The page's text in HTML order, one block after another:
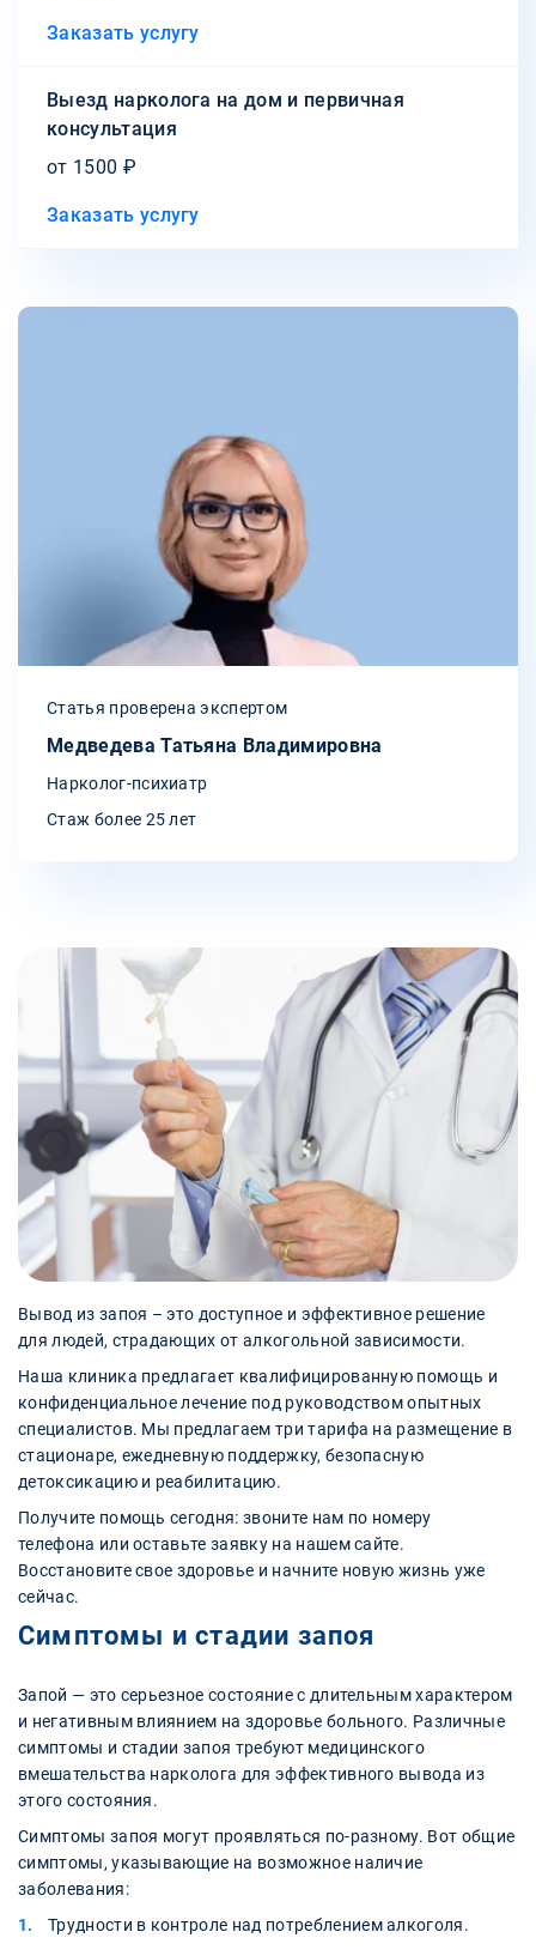
Заказать услугу
Выезд нарколога на дом и первичная
консультация
от 1500 ₽
Заказать услугу
Статья проверена экспертом
Медведева Татьяна Владимировна
Нарколог-психиатр
Стаж более 25 лет
Вывод из запоя – это доступное и эффективное решение
для людей, страдающих от алкогольной зависимости.
Наша клиника предлагает квалифицированную помощь и
конфиденциальное лечение под руководством опытных
специалистов. Мы предлагаем три тарифа на размещение в
стационаре, ежедневную поддержку, безопасную
детоксикацию и реабилитацию.
Получите помощь сегодня: звоните нам по номеру
телефона или оставьте заявку на нашем сайте.
Восстановите свое здоровье и начните новую жизнь уже
сейчас.
Симптомы и стадии запоя
Запой — это серьезное состояние с длительным характером
и негативным влиянием на здоровье больного. Различные
симптомы и стадии запоя требуют медицинского
вмешательства нарколога для эффективного вывода из
этого состояния.
Симптомы запоя могут проявляться по-разному. Вот общие
симптомы, указывающие на возможное наличие
заболевания:
Трудности в контроле над потреблением алкоголя.